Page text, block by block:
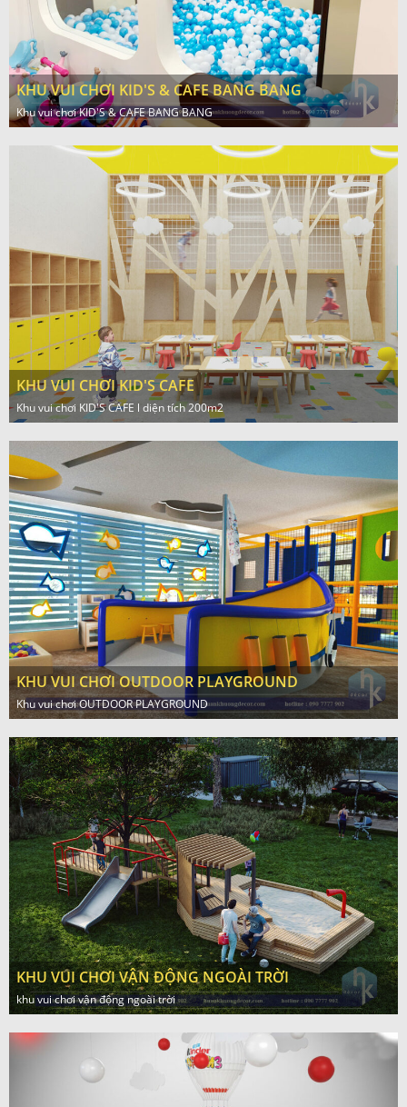
KHU VUI CHƠI KID'S & CAFE BANG BANG
Khu vui chơi KID'S & CAFE BANG BANG
KHU VUI CHƠI KID'S CAFE
Khu vui chơi KID'S CAFE l diện tích 200m2
KHU VUI CHƠI OUTDOOR PLAYGROUND
Khu vui chơi OUTDOOR PLAYGROUND
KHU VUI CHƠI VẬN ĐỘNG NGOÀI TRỜI
khu vui chơi vận động ngoài trời